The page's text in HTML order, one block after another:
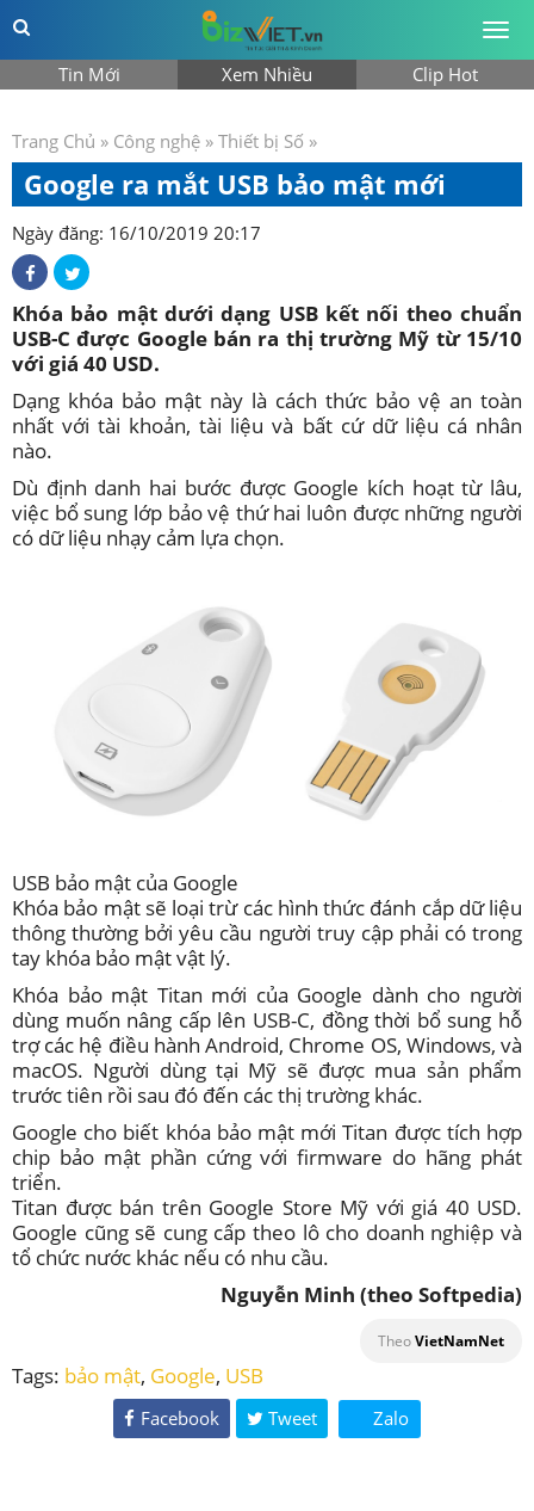
Tin Mới Xem Nhiều Clip Hot
Trang Chủ » Công nghệ » Thiết bị Số »
Google ra mắt USB bảo mật mới
Ngày đăng: 16/10/2019 20:17
Khóa bảo mật dưới dạng USB kết nối theo chuẩn
USB-C được Google bán ra thị trường Mỹ từ 15/10
với giá 40 USD.
Dạng khóa bảo mật này là cách thức bảo vệ an toàn
nhất với tài khoản, tài liệu và bất cứ dữ liệu cá nhân
nào.
Dù định danh hai bước được Google kích hoạt từ lâu,
việc bổ sung lớp bảo vệ thứ hai luôn được những người
có dữ liệu nhạy cảm lựa chọn.
USB bảo mật của Google
Khóa bảo mật sẽ loại trừ các hình thức đánh cắp dữ liệu
thông thường bởi yêu cầu người truy cập phải có trong
tay khóa bảo mật vật lý.
Khóa bảo mật Titan mới của Google dành cho người
dùng muốn nâng cấp lên USB-C, đồng thời bổ sung hỗ
trợ các hệ điều hành Android, Chrome OS, Windows, và
macOS. Người dùng tại Mỹ sẽ được mua sản phẩm
trước tiên rồi sau đó đến các thị trường khác.
Google cho biết khóa bảo mật mới Titan được tích hợp
chip bảo mật phần cứng với firmware do hãng phát
triển.
Titan được bán trên Google Store Mỹ với giá 40 USD.
Google cũng sẽ cung cấp theo lô cho doanh nghiệp và
tổ chức nước khác nếu có nhu cầu.
Nguyễn Minh (theo Softpedia)
TheoVietNamNet
Tags: bảo mật, Google, USB
Facebook Tweet Zalo